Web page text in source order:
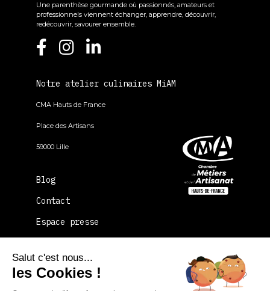
Une parenthèse gourmande où passionnés, amateurs et
professionnels viennent échanger, apprendre, découvrir,
redécouvrir, savourer ensemble.
Notre atelier culinaires MiAM
CMA Hauts de France
Place des Artisans
59000 Lille
Blog
Contact
Espace presse
La CMA Hauts-de-France
Salut c'est nous...
les Cookies !